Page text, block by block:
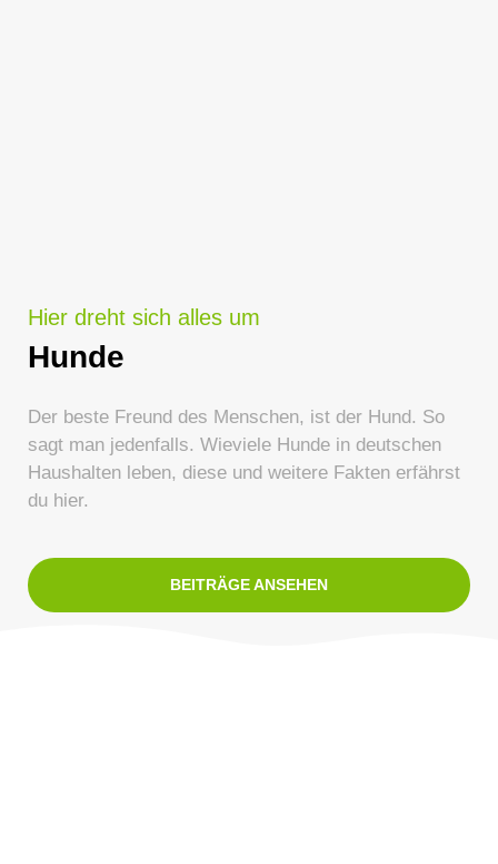
Hier dreht sich alles um
Hunde
Der beste Freund des Menschen, ist der Hund. So
sagt man jedenfalls. Wieviele Hunde in deutschen
Haushalten leben, diese und weitere Fakten erfährst
du hier.
BEITRÄGE ANSEHEN